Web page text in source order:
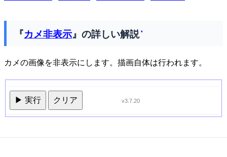
『カメ非表示』の詳しい解説 *
カメの画像を非表示にします。描画自体は行われます。
▶ 実行 クリア v3.7.20